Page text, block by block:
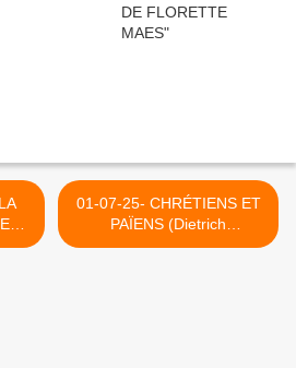
!
01-07-25- CHRÉTIENS ET
PAÏENS (Dietrich
BONHÖFFER) >